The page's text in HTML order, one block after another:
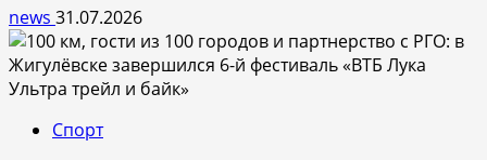
news 31.07.2026
Спорт